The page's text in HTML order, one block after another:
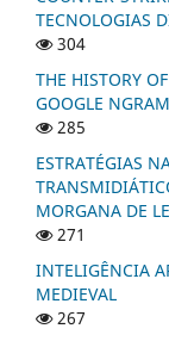
TECNOLOGIAS
304
THE HISTORY
GOOGLE
285
ESTRATÉGIAS
MORGANA DE
271
INTELIGÊNCIA
MEDIEVAL
267